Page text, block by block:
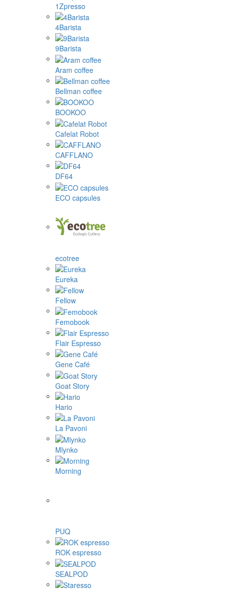
1Zpresso
4Barista
9Barista
Aram coffee
Bellman coffee
BOOKOO
Cafelat Robot
CAFFLANO
DF64
ECO capsules
ecotree
Eureka
Fellow
Femobook
Flair Espresso
Gene Café
Goat Story
Hario
La Pavoni
Mlynko
Morning
PUQ
ROK espresso
SEALPOD